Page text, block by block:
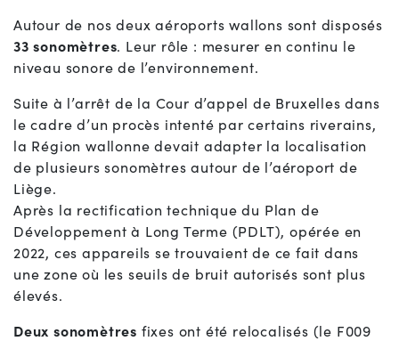
Autour de nos deux aéroports wallons sont disposés
33 sonomètres. Leur rôle : mesurer en continu le
niveau sonore de l’environnement.
Suite à l’arrêt de la Cour d’appel de Bruxelles dans
le cadre d’un procès intenté par certains riverains,
la Région wallonne devait adapter la localisation
de plusieurs sonomètres autour de l’aéroport de
Liège.
Après la rectification technique du Plan de
Développement à Long Terme (PDLT), opérée en
2022, ces appareils se trouvaient de ce fait dans
une zone où les seuils de bruit autorisés sont plus
élevés.
Deux sonomètres fixes ont été relocalisés (le F009